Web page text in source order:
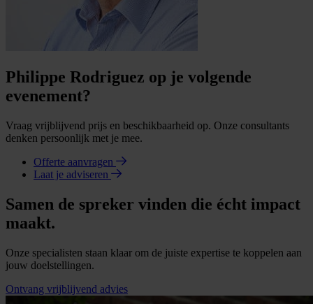
Philippe Rodriguez op je volgende
evenement?
Vraag vrijblijvend prijs en beschikbaarheid op. Onze consultants
denken persoonlijk met je mee.
Offerte aanvragen
Laat je adviseren
Samen de spreker vinden die écht impact
maakt.
Onze specialisten staan klaar om de juiste expertise te koppelen aan
jouw doelstellingen.
Ontvang vrijblijvend advies